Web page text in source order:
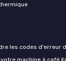
les codes d'erreur
machine à café